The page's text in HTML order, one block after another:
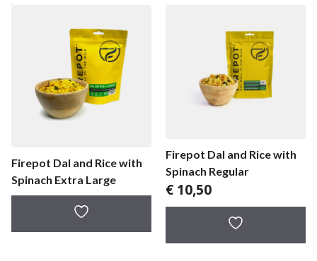
Firepot Dal and Rice with
Spinach Extra Large
Firepot Dal and Rice with
Spinach Regular
€ 10,50